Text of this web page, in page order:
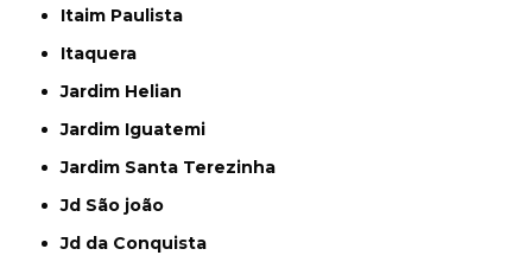
Itaim Paulista
Itaquera
Jardim Helian
Jardim Iguatemi
Jardim Santa Terezinha
Jd São joão
Jd da Conquista